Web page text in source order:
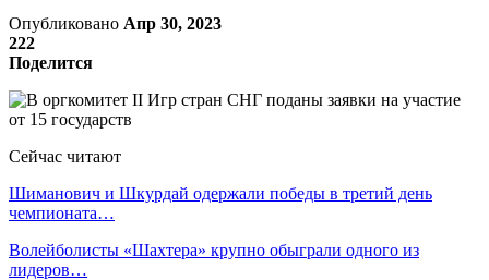
Опубликовано Апр 30, 2023
222
Поделится
Сейчас читают
Шиманович и Шкурдай одержали победы в третий день
чемпионата…
Волейболисты «Шахтера» крупно обыграли одного из
лидеров…